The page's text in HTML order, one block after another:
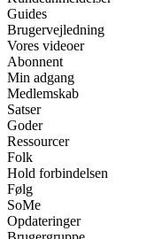
Guides
Brugervejledning
Vores videoer
Abonnent
Min adgang
Medlemskab
Satser
Goder
Ressourcer
Folk
Hold forbindelsen
Følg
SoMe
Opdateringer